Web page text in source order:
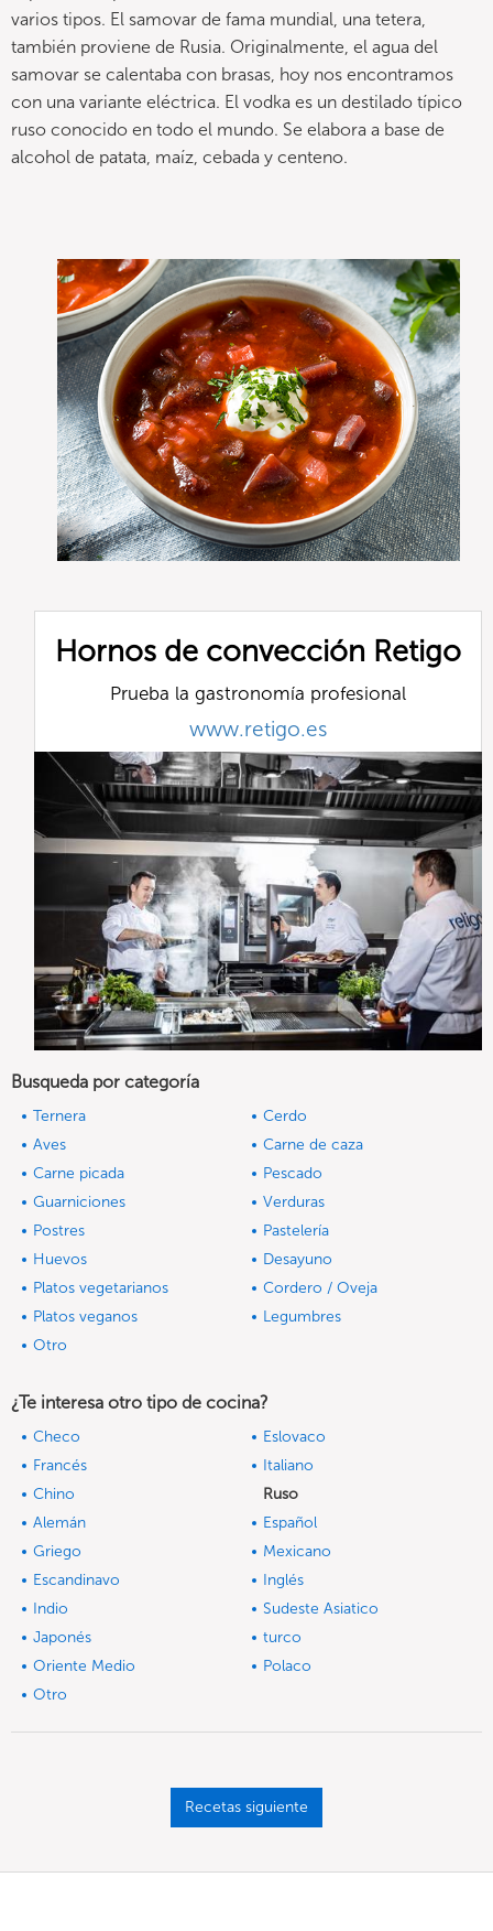
varios tipos. El samovar de fama mundial, una tetera,
también proviene de Rusia. Originalmente, el agua del
samovar se calentaba con brasas, hoy nos encontramos
con una variante eléctrica. El vodka es un destilado típico
ruso conocido en todo el mundo. Se elabora a base de
alcohol de patata, maíz, cebada y centeno.
Hornos de convección Retigo
Prueba la gastronomía profesional
www.retigo.es
Busqueda por categoría
Ternera
Cerdo
Aves
Carne de caza
Carne picada
Pescado
Guarniciones
Verduras
Postres
Pastelería
Huevos
Desayuno
Platos vegetarianos
Cordero / Oveja
Platos veganos
Legumbres
Otro
¿Te interesa otro tipo de cocina?
Checo
Eslovaco
Francés
Italiano
Chino
Ruso
Alemán
Español
Griego
Mexicano
Escandinavo
Inglés
Indio
Sudeste Asiatico
Japonés
turco
Oriente Medio
Polaco
Otro
Recetas siguiente